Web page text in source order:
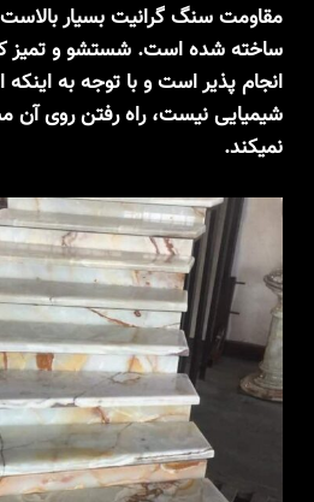
مقاومت سنگ گرانیت بسیار
ساخته شده است. شستشو و تمیز
انجام پذیر است و با توجه به
شیمیایی نیست، راه رفتن روی آن
نمیکند.